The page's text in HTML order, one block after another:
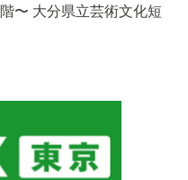
〜 大分県立芸術文化短